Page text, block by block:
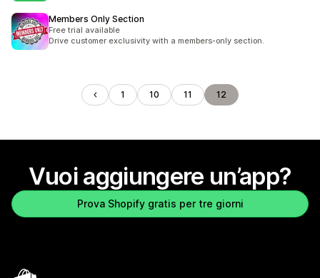
Members Only Section
Free trial available
Drive customer exclusivity with a members-only section.
1 10 11 12
Vuoi aggiungere un’app?
Prova Shopify gratis per tre giorni